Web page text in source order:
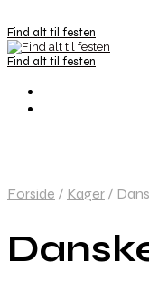
Find alt til festen
Find alt til festen
Forside / Kager /